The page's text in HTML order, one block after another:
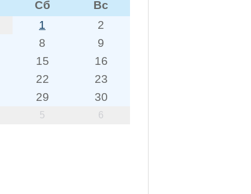
Сб Вс
1
2
8
9
15
16
22
23
29
30
5 6